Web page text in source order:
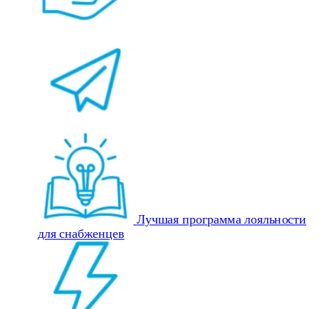
Лучшая программа лояльности
для снабженцев